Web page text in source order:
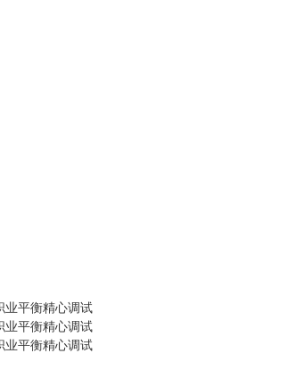
业平衡精心调试
业平衡精心调试
业平衡精心调试